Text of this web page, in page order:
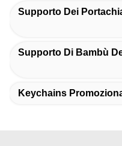
Supporto Dei
Supporto Di Bambù
Keychains